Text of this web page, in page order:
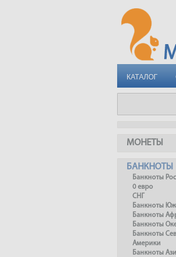
КАТАЛОГ
МОНЕТЫ
БАНКНОТЫ
Банкноты
0 евро
СНГ
Банкноты
Банкноты
Банкноты
Банкноты
Америки
Банкноты